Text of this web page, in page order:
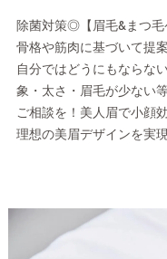
除菌対策◎【眉毛&まつ毛
骨格や筋肉に基づいて提
自分ではどうにもならな
象・太さ・眉毛が少ない
ご相談を！美人眉で小顔
理想の美眉デザインを実